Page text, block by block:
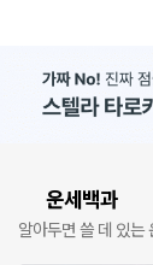
운세백과
알아두면 쓸 데 있는